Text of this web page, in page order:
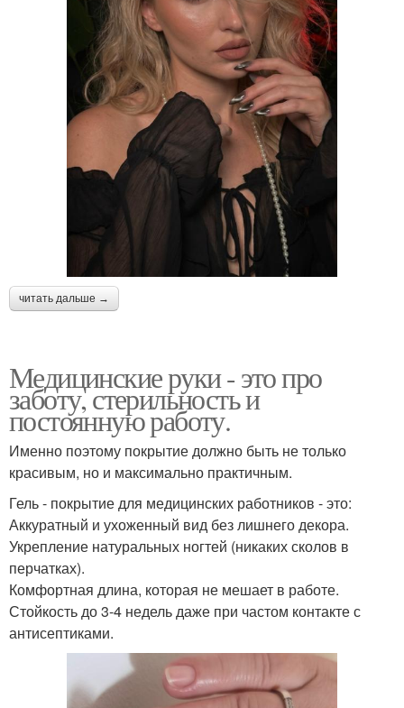
читать дальше →
Медицинские руки - это про
заботу, стерильность и
постоянную работу.
Именно поэтому покрытие должно быть не только
красивым, но и максимально практичным.
Гель - покрытие для медицинских работников - это:
Аккуратный и ухоженный вид без лишнего декора.
Укрепление натуральных ногтей (никаких сколов в
перчатках).
Комфортная длина, которая не мешает в работе.
Стойкость до 3-4 недель даже при частом контакте с
антисептиками.